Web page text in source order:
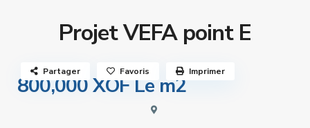
Projet VEFA point E
800,000 XOF Le m2
Partager Favoris Imprimer